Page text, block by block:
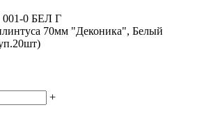
0 БЕЛ Г
70мм "Деконика", Белый
+